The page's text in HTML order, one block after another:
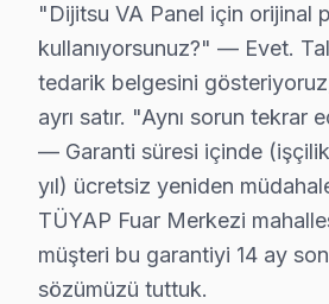
• Beylikdüzü servisimizde gizli
• Beylikdüzü'de HDMI, ses
• Beylikdüzü'de Smart akıllı
• Beylikdüzü servisimizde
Beylikdüzü'da aynı gün LED
Beylikdüzü Dijitsu Servis
Beylikdüzü'de aniden
"Dijitsu VA Panel için orijinal
kullanıyorsunuz?" — Evet.
tedarik belgesini
ayrı satır. "Aynı sorun tekrar
— Garanti süresi içinde
yıl) ücretsiz yeniden
TÜYAP Fuar Merkezi
müşteri bu garantiyi 14 ay
sözümüzü tuttuk.